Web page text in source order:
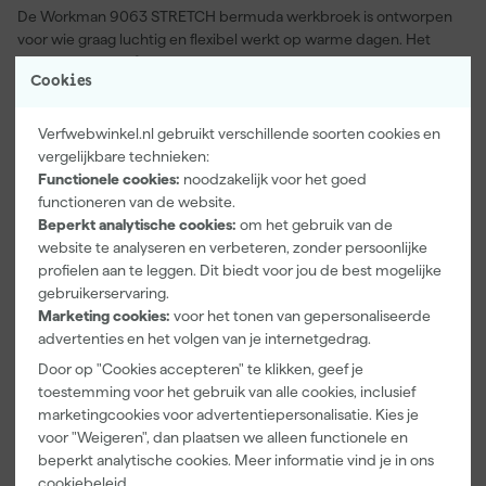
Cookies
Verfwebwinkel.nl gebruikt verschillende soorten cookies en
vergelijkbare technieken:
Functionele cookies: noodzakelijk voor het goed
functioneren van de website.
Beperkt analytische cookies: om het gebruik van de
website te analyseren en verbeteren, zonder persoonlijke
profielen aan te leggen. Dit biedt voor jou de best mogelijke
gebruikerservaring.
Marketing cookies: voor het tonen van gepersonaliseerde
advertenties en het volgen van je internetgedrag.
Door op "Cookies accepteren" te klikken, geef je
toestemming voor het gebruik van alle cookies, inclusief
marketingcookies voor advertentiepersonalisatie. Kies je
voor "Weigeren", dan plaatsen we alleen functionele en
beperkt analytische cookies. Meer informatie vind je in ons
cookiebeleid.
De Workman 9063 STRETCH bermuda werkbroek is ontworpen
voor wie graag luchtig en flexibel werkt op warme dagen. Het
T400 COOLMAX® Lightweight Stretch materiaal biedt verkoeling
en een ademende stof die prettig meebeweegt. Cordura®
duurzaamheid bij intensief gebruik. Dankzij de UPF40+
bescherming werk je met een gerust gevoel buiten in de zon. De
reflecterende LOXY® Rex zones verhogen je zichtbaarheid, wat
handig is bij minder licht of op drukke werkplekken. De pasvorm
sluit goed aan en ondersteunt je bij elke beweging tijdens een
actieve werkdag.
Bekijk volledige productomschrijving
Product type
Extra eigenschappen
Kenmerken
Geslacht
Heren
Maat
Katoen, Polyester
Pasvorm Slim Fit
Bekijk alle kenmerken